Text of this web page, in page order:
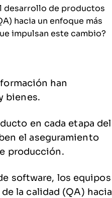
desarrollo de productos
hacia un enfoque más
impulsan este cambio?
han
bienes.
en cada etapa del
el aseguramiento
producción.
software, los equipos
la calidad (QA) hacia